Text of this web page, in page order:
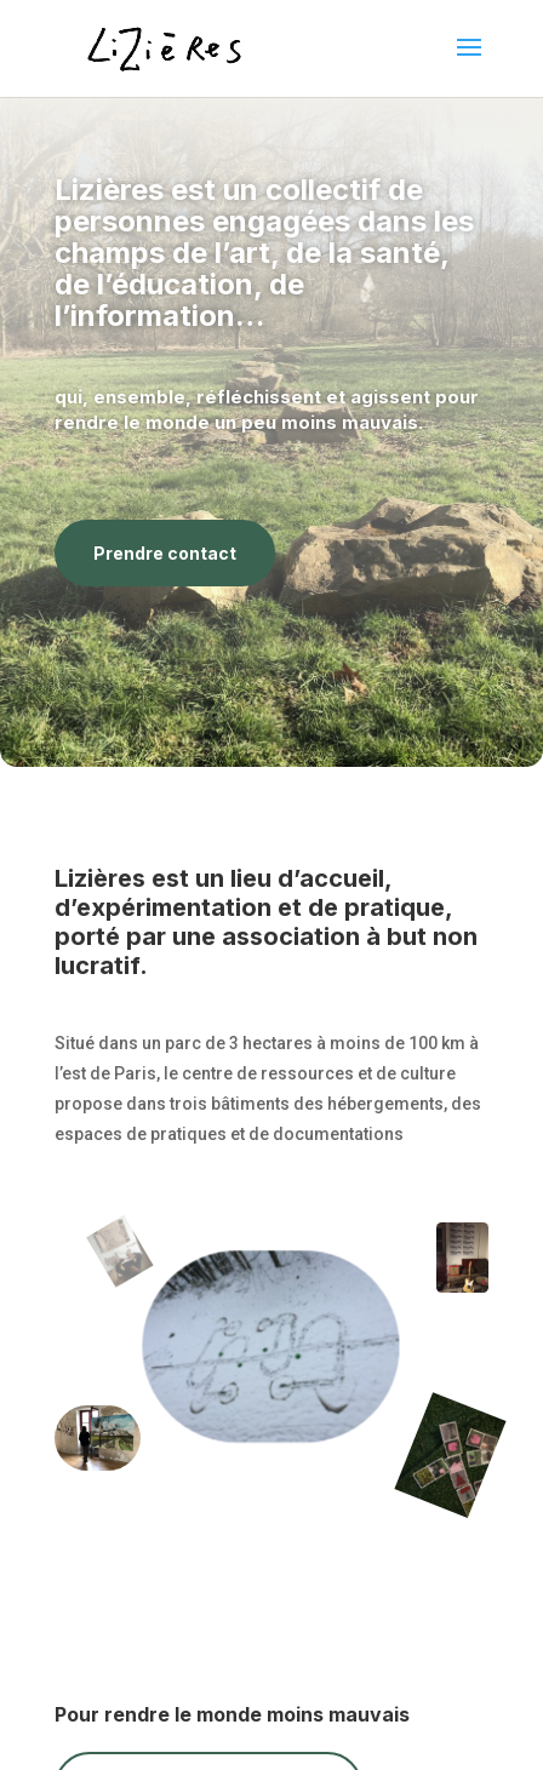
Lizières est un collectif de
personnes engagées dans les
champs de l’art, de la santé,
de l’éducation, de
l’information…
qui, ensemble, réfléchissent et agissent pour
rendre le monde un peu moins mauvais.
Prendre contact
Lizières est un lieu d’accueil,
d’expérimentation et de pratique,
porté par une association à but non
lucratif.
Situé dans un parc de 3 hectares à moins de 100 km à
l’est de Paris, le centre de ressources et de culture
propose dans trois bâtiments des hébergements, des
espaces de pratiques et de documentations
Pour rendre le monde moins mauvais